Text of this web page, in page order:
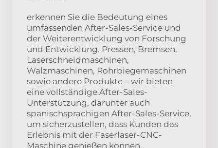
erkennen Sie die Bedeutung eines
umfassenden After-Sales-Service und
der Weiterentwicklung von Forschung
und Entwicklung. Pressen, Bremsen,
Laserschneidmaschinen,
Walzmaschinen, Rohrbiegemaschinen
sowie andere Produkte – wir bieten
eine vollständige After-Sales-
Unterstützung, darunter auch
spanischsprachigen After-Sales-Service,
um sicherzustellen, dass Kunden das
Erlebnis mit der Faserlaser-CNC-
Maschine genießen können.